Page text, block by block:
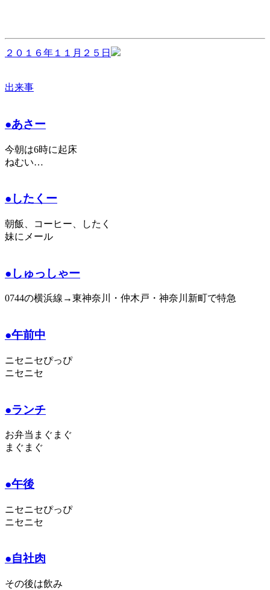
２０１６年１１月２５日
出来事
●あさー
今朝は6時に起床
ねむい…
●したくー
朝飯、コーヒー、したく
妹にメール
●しゅっしゃー
0744の横浜線→東神奈川・仲木戸・神奈川新町で特急
●午前中
ニセニセぴっぴ
ニセニセ
●ランチ
お弁当まぐまぐ
まぐまぐ
●午後
ニセニセぴっぴ
ニセニセ
●自社肉
その後は飲み